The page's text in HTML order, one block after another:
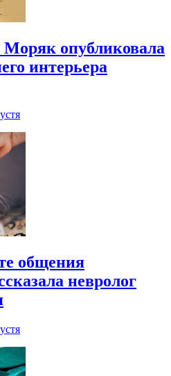
опубликовала
интерьера
общения
невролог